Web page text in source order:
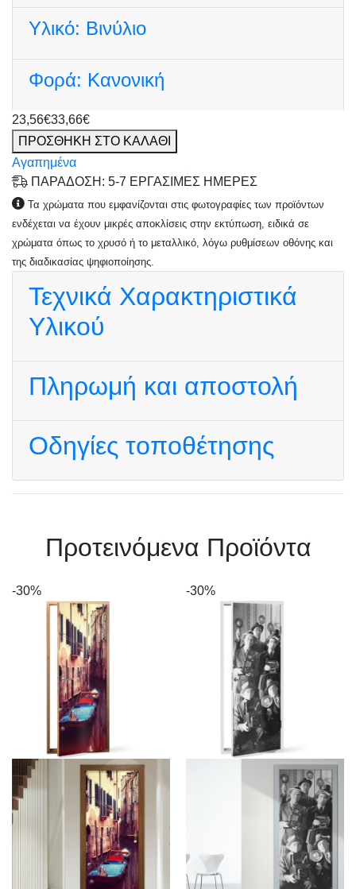
Υλικό: Βινύλιο
Φορά: Κανονική
23,56€33,66€
ΠΡΟΣΘΗΚΗ ΣΤΟ ΚΑΛΑΘΙ
Αγαπημένα
ΠΑΡΑΔΟΣΗ: 5-7 ΕΡΓΑΣΙΜΕΣ ΗΜΕΡΕΣ
Τα χρώματα που εμφανίζονται στις φωτογραφίες των προϊόντων
ενδέχεται να έχουν μικρές αποκλίσεις στην εκτύπωση, ειδικά σε
χρώματα όπως το χρυσό ή το μεταλλικό, λόγω ρυθμίσεων οθόνης και
της διαδικασίας ψηφιοποίησης.
Τεχνικά Χαρακτηριστικά
Υλικού
Πληρωμή και αποστολή
Οδηγίες τοποθέτησης
Πρoτεινόμενα Προϊόντα
-30% -30%